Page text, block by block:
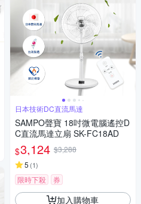
日本技術DC直流馬達
SAMPO聲寶 18吋微電腦遙控D
C直流馬達立扇 SK-FC18AD
$3,124 $3,288
5 (1)
限時下殺 券
加入購物車